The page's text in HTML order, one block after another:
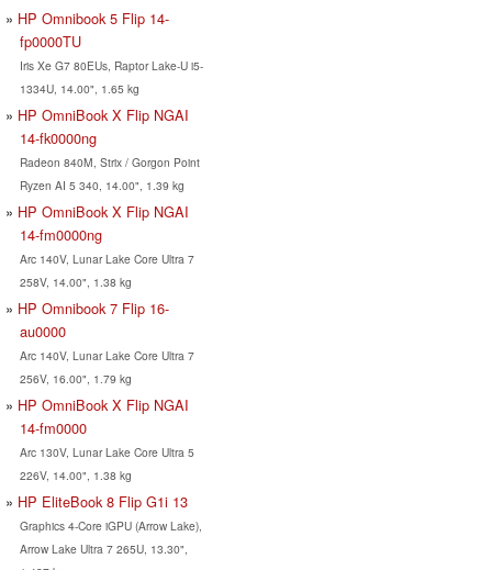
HP Omnibook 5 Flip 14-
fp0000TU
Iris Xe G7 80EUs, Raptor Lake-U i5-
1334U, 14.00", 1.65 kg
HP OmniBook X Flip NGAI
14-fk0000ng
Radeon 840M, Strix / Gorgon Point
Ryzen AI 5 340, 14.00", 1.39 kg
HP OmniBook X Flip NGAI
14-fm0000ng
Arc 140V, Lunar Lake Core Ultra 7
258V, 14.00", 1.38 kg
HP Omnibook 7 Flip 16-
au0000
Arc 140V, Lunar Lake Core Ultra 7
256V, 16.00", 1.79 kg
HP OmniBook X Flip NGAI
14-fm0000
Arc 130V, Lunar Lake Core Ultra 5
226V, 14.00", 1.38 kg
HP EliteBook 8 Flip G1i 13
Graphics 4-Core iGPU (Arrow Lake),
Arrow Lake Ultra 7 265U, 13.30",